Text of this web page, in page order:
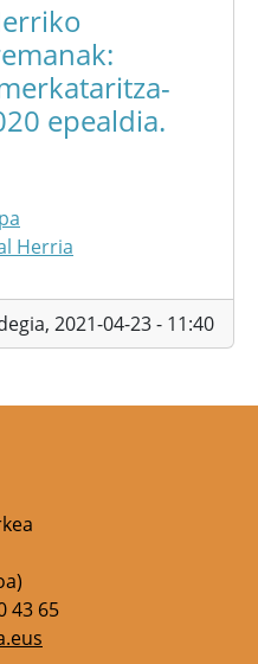
epealdia.
Herria
2021-04-23 - 11:40
43 65